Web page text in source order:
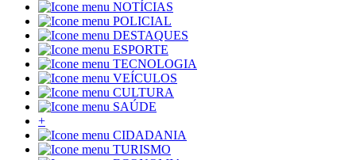
NOTÍCIAS
POLICIAL
DESTAQUES
ESPORTE
TECNOLOGIA
VEÍCULOS
CULTURA
SAÚDE
+
CIDADANIA
TURISMO